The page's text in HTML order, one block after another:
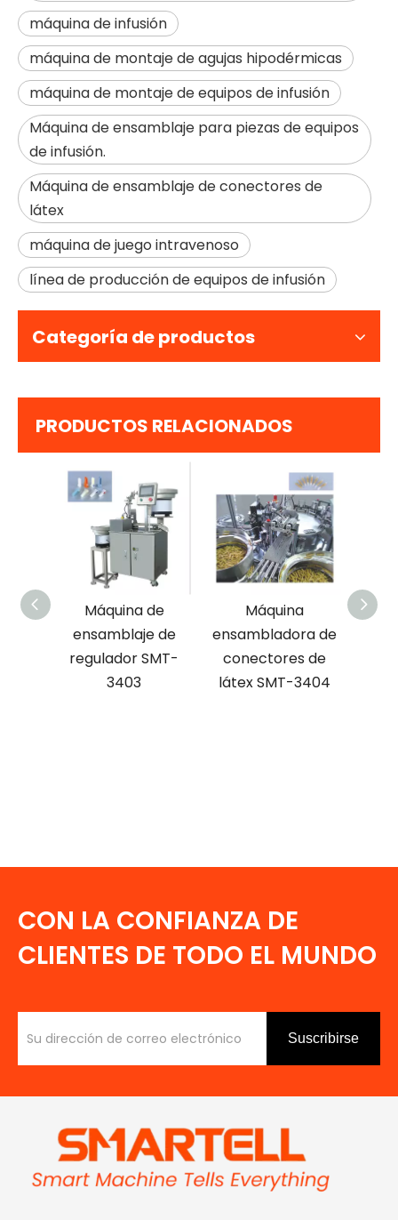
máquina de infusión
máquina de montaje de agujas hipodérmicas
máquina de montaje de equipos de infusión
Máquina de ensamblaje para piezas de equipos
de infusión.
Máquina de ensamblaje de conectores de
látex
máquina de juego intravenoso
línea de producción de equipos de infusión
Categoría de productos
PRODUCTOS RELACIONADOS
de
Máquina
ensambladora de
conectores de
látex SMT-3404
Máquina de
ensamblaje de
agujas de púas
SMT-3401
CON LA CONFIANZA DE
CLIENTES DE TODO EL MUNDO
Suscribirse